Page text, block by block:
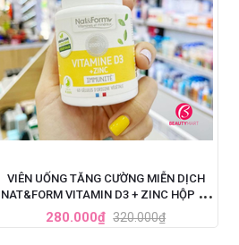
VIÊN UỐNG TĂNG CƯỜNG MIỄN DỊCH
NAT&FORM VITAMIN D3 + ZINC HỘP 60
VIÊN
280.000₫ 320.000₫